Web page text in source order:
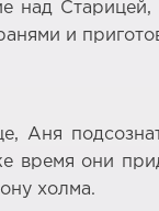
над
и
Аня
время они
холма.